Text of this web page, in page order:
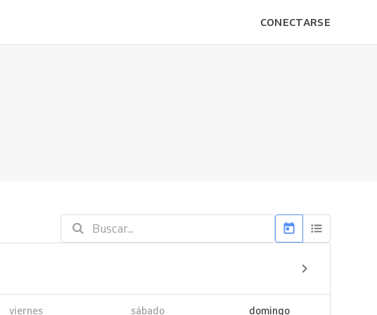
CONECTARSE
viernes sábado domingo